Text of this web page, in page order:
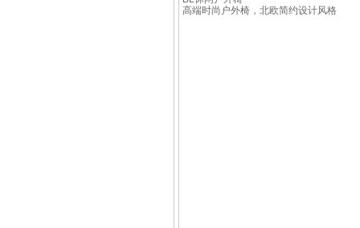
高端时尚户外椅，北欧简约设计风格